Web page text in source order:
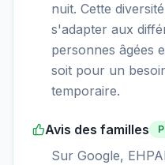
nuit. Cette
s'adapter aux
personnes âgées
soit pour un
temporaire.
Avis des familles
Sur Google,